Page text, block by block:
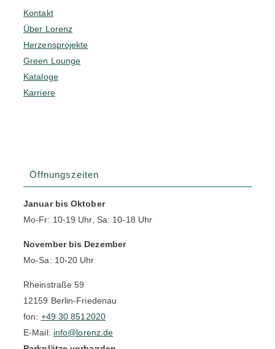
Kontakt
Über Lorenz
Herzensprojekte
Green Lounge
Kataloge
Karriere
Öffnungszeiten
Januar bis Oktober
Mo-Fr: 10-19 Uhr, Sa: 10-18 Uhr
November bis Dezember
Mo-Sa: 10-20 Uhr
Rheinstraße 59
12159 Berlin-Friedenau
fon: +49 30 8512020
E-Mail: info@lorenz.de